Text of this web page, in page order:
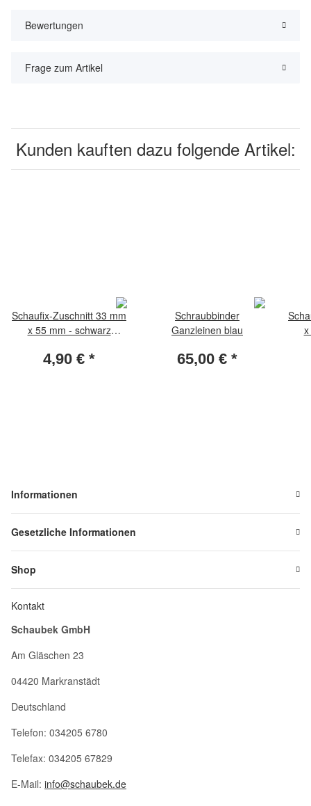
Bewertungen
Frage zum Artikel
Kunden kauften dazu folgende Artikel:
Schaufix-Zuschnitt 33 mm
x 55 mm - schwarz
4,90 € *
Schraubbinder
Ganzleinen blau
65,00 € *
Informationen
Gesetzliche Informationen
Shop
Kontakt
Schaubek GmbH
Am Gläschen 23
04420 Markranstädt
Deutschland
Telefon: 034205 6780
Telefax: 034205 67829
E-Mail: info@schaubek.de